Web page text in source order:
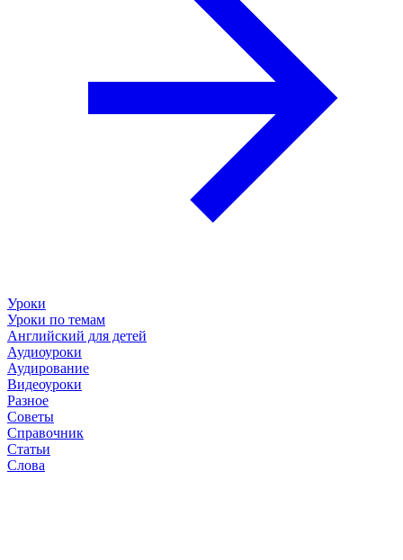
Уроки
Уроки по темам
Английский для детей
Аудиоуроки
Аудирование
Видеоуроки
Разное
Советы
Справочник
Статьи
Слова